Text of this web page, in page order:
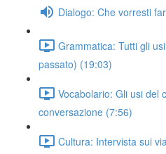
Dialogo: Che vorresti
Grammatica: Tutti gli
passato) (19:03)
Vocabolario: Gli usi del
conversazione (7:56)
Cultura: Intervista sui